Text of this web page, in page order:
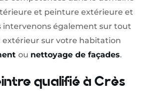
et peinture extérieure et
intervenons également sur tout
sur votre habitation
ou nettoyage de façades.
qualifié à Crès